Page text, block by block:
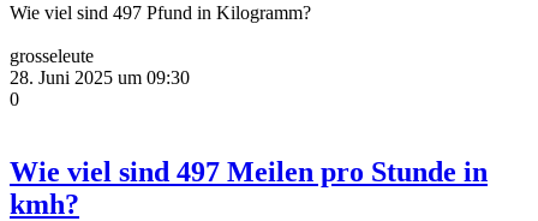
Wie viel sind 497 Pfund in Kilogramm?
grosseleute
28. Juni 2025 um 09:30
0
Wie viel sind 497 Meilen pro Stunde in
kmh?